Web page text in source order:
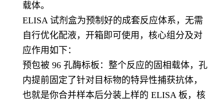
载体。
ELISA 试剂盒为预制好的成套反应体系，无需
自行优化配液，开箱即可使用，核心组分及对
应作用如下：
预包被 96 孔酶标板：整个反应的固相载体，孔
内提前固定了针对目标物的特异性捕获抗体，
也就是你合并样本后分装上样的 ELISA 板，核